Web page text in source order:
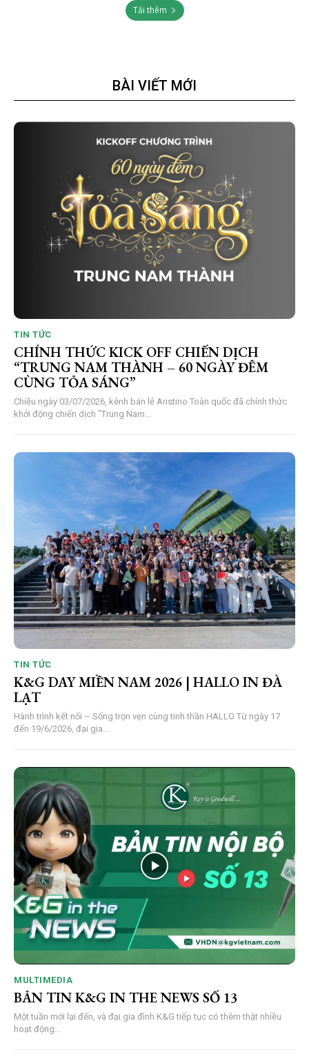
Tải thêm
BÀI VIẾT MỚI
TIN TỨC
CHÍNH THỨC KICK OFF CHIẾN DỊCH
“TRUNG NAM THÀNH – 60 NGÀY ĐÊM
CÙNG TỎA SÁNG”
Chiều ngày 03/07/2026, kênh bán lẻ Aristino Toàn quốc đã chính thức
khởi động chiến dịch "Trung Nam...
TIN TỨC
K&G DAY MIỀN NAM 2026 | HALLO IN ĐÀ
LẠT
Hành trình kết nối – Sống trọn vẹn cùng tinh thần HALLO Từ ngày 17
đến 19/6/2026, đại gia...
MULTIMEDIA
BẢN TIN K&G IN THE NEWS SỐ 13
Một tuần mới lại đến, và đại gia đình K&G tiếp tục có thêm thật nhiều
hoạt động...